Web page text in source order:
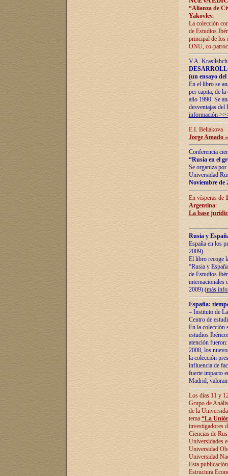
“Alianza de
Yakovlev.
La colección
de Estudios
principal de los
ONU, co-
V.A.
(un ensayo
En el libro se
per capita, de
año 1990. Se
desventajas
información
E.I. Beliakova
Jorge Amado
Conferencia
“Rusia en el
Se organiza
Universidad
Noviembre de
En vísperas de
Argentina:
La base
Rusia y
España en los
2009).
El libro recoge
“Rusia y
de Estudios
internacionales
2009) (más
España:
– Instituto de
Centro de
En la colección
estudios
atención
2008, los
la colección
influencia de
fuerte impacto
Madrid,
Los días 11 y
Grupo de
de la
tema “La
investigadores
Ciencias de
Universidades
Universidad
Universidad
Esta
Estructura